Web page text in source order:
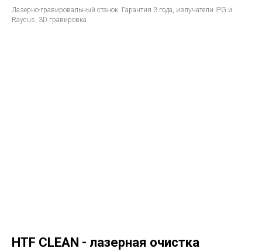
Лазерно-гравировальный станок. Гарантия 3 года, излучатели IPG и
Raycus, 3D гравировка
HTF CLEAN - лазерная очистка